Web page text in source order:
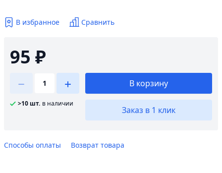
В избранное Сравнить
95 ₽
>10 шт. в наличии
В корзину
Заказ в 1 клик
Способы оплаты Возврат товара